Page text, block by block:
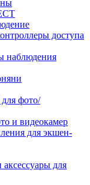
доступа
наблюдения
фото/
и видеокамер
для экшен-
для